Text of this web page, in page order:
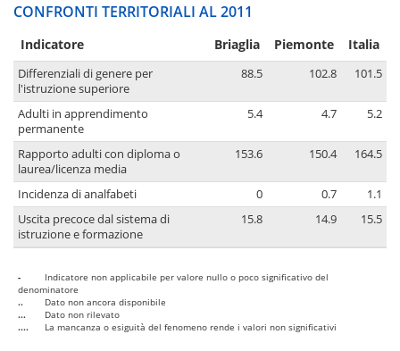
CONFRONTI TERRITORIALI AL 2011
Indicatore Briaglia Piemonte Italia
Differenziali di genere per
l'istruzione superiore
88.5 102.8 101.5
Adulti in apprendimento
permanente
5.4 4.7 5.2
Rapporto adulti con diploma o
laurea/licenza media
153.6 150.4 164.5
Incidenza di analfabeti 0 0.7
1.1
Uscita precoce dal sistema di
istruzione e formazione
15.8 14.9 15.5
-
Indicatore non applicabile per valore nullo o poco significativo del
denominatore
..
Dato non ancora disponibile
...
Dato non rilevato
....
La mancanza o esiguità del fenomeno rende i valori non significativi